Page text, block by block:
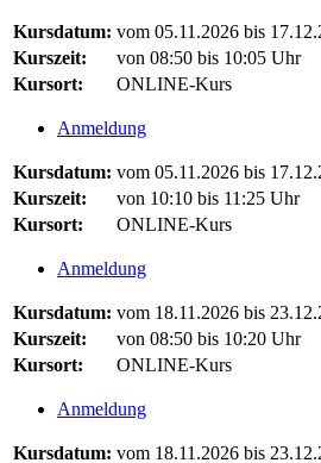
Kursdatum: vom 05.11.2026 bis
Kurszeit:
von 08:50 bis 10:05 Uhr
Kursort:
ONLINE-Kurs
Anmeldung
Kursdatum: vom 05.11.2026 bis
Kurszeit:
von 10:10 bis 11:25 Uhr
Kursort:
ONLINE-Kurs
Anmeldung
Kursdatum: vom 18.11.2026 bis
Kurszeit:
von 08:50 bis 10:20 Uhr
Kursort:
ONLINE-Kurs
Anmeldung
Kursdatum: vom 18.11.2026 bis